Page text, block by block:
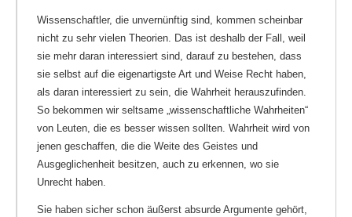
Wissenschaftler, die unvernünftig sind, kommen scheinbar
nicht zu sehr vielen Theorien. Das ist deshalb der Fall, weil
sie mehr daran interessiert sind, darauf zu bestehen, dass
sie selbst auf die eigenartigste Art und Weise Recht haben,
als daran interessiert zu sein, die Wahrheit herauszufinden.
So bekommen wir seltsame „wissenschaftliche Wahrheiten“
von Leuten, die es besser wissen sollten. Wahrheit wird von
jenen geschaffen, die die Weite des Geistes und
Ausgeglichenheit besitzen, auch zu erkennen, wo sie
Unrecht haben.
Sie haben sicher schon äußerst absurde Argumente gehört,